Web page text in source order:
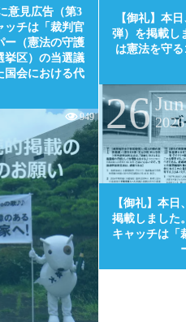
意見広告（第3
ッチは「裁判官
ー（憲法の守護
挙区）の当選議
国会における代
【御礼】本
弾）を掲載し
は憲法を守
【御礼】本
掲載しました
キャッチは「
26 Jun
2026
949